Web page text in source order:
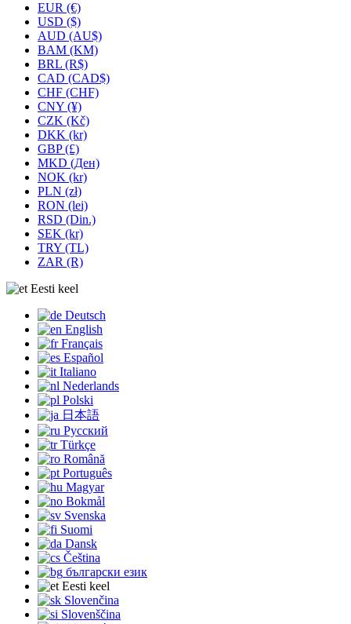
EUR (€)
USD ($)
AUD (AU$)
BAM (KM)
BRL (R$)
CAD (CAD$)
CHF (CHF)
CNY (¥)
CZK (Kč)
DKK (kr)
GBP (£)
MKD (Ден)
NOK (kr)
PLN (zł)
RON (lei)
RSD (Din.)
SEK (kr)
TRY (TL)
ZAR (R)
Eesti keel
Deutsch
English
Français
Español
Italiano
Nederlands
Polski
日本語
Русский
Türkçe
Română
Português
Magyar
Bokmål
Svenska
Suomi
Dansk
Čeština
български език
Eesti keel
Slovenčina
Slovenščina